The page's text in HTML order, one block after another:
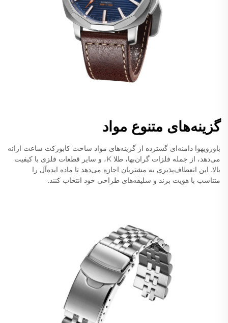
گزینه‌های متنوع مواد
باورویهوا دامنه‌ای گسترده از گزینه‌های مواد ساخت کابورکت ساعت ارائه
می‌دهد، از جمله فلزات گران‌بها، طلا K، و سایر قطعات فلزی با کیفیت
بالا. این انعطاف‌پذیری به مشتریان اجازه می‌دهد تا ماده ایده‌آل را
متناسب با هویت برند و سلیقه‌های طراحی خود انتخاب کنند.